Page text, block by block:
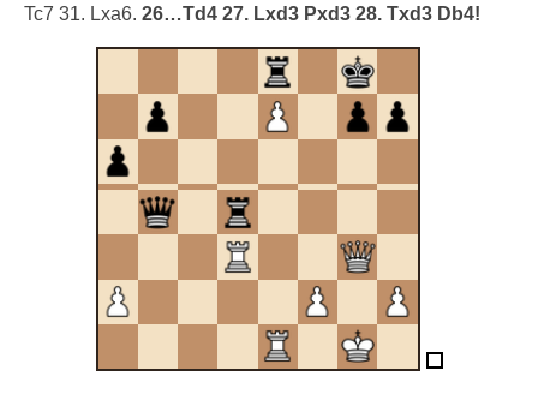
Tc7 31. Lxa6. 26…Td4 27. Lxd3 Pxd3 28. Txd3 Db4!